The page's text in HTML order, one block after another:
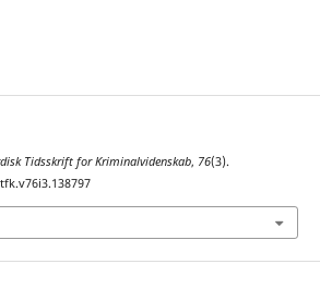
Tidsskrift for Kriminalvidenskab, 76(3).